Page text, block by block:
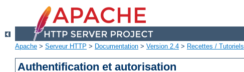
Apache > Serveur HTTP > Documentation > Version 2.4 > Recettes / Tutoriels
Authentification et autorisation